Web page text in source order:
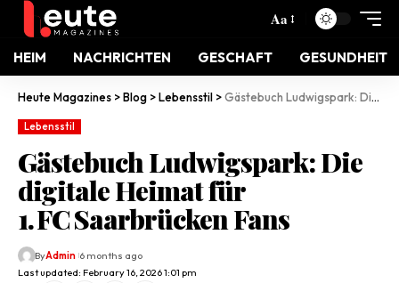
Aa
HEIM NACHRICHTEN GESCHAFT GESUNDHEIT
Heute Magazines >Blog >Lebensstil >Gästebuch Ludwigspark: Die digitale Heimat für 1. FC Saarbrücken Fans
Lebensstil
Gästebuch Ludwigspark: Die
digitale Heimat für
1. FC Saarbrücken Fans
Last updated: February 16, 2026 1:01 pm
ByAdmin 6 months ago